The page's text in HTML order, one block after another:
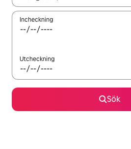
Incheckning
Utcheckning
Sök